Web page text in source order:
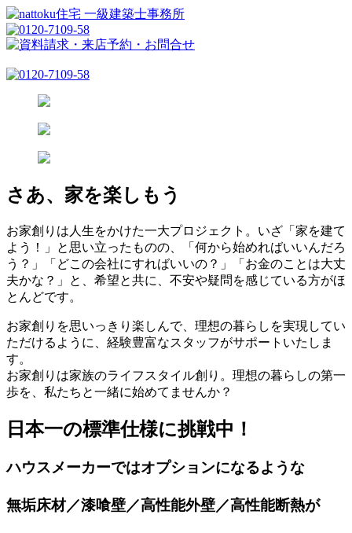
さあ、家を楽しもう
お家創りは人生をかけた一大プロジェクト。いざ「家を建て
よう！」と思い立ったものの、「何から始めればいいんだろ
う？」「どこの会社にすればいいの？」「お金のことは大丈
夫かな？」と、希望と共に、不安や疑問を感じている方がほ
とんどです。
お家創りを思いっきり楽しんで、理想の暮らしを実現してい
ただけるように、経験豊富なスタッフがサポートいたしま
す。
お家創りは家族のライフスタイル創り。理想の暮らしの第一
歩を、私たちと一緒に始めてませんか？
日本一の標準仕様に挑戦中！
ハウスメーカーではオプションになるような
無垢床材／漆喰壁／高性能外壁／高性能断熱が